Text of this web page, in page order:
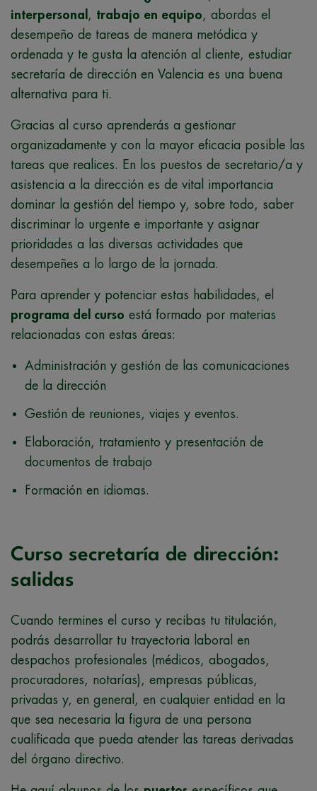
interpersonal , trabajo en equipo, abordas el
desempeño de tareas de manera metódica y
ordenada y te gusta la atención al cliente, estudiar
secretaría de dirección en Valencia es una buena
alternativa para ti.
Gracias al curso aprenderás a gestionar
organizadamente y con la mayor eficacia posible las
tareas que realices. En los puestos de secretario/a y
asistencia a la dirección es de vital importancia
dominar la gestión del tiempo y, sobre todo, saber
discriminar lo urgente e importante y asignar
prioridades a las diversas actividades que
desempeñes a lo largo de la jornada.
Para aprender y potenciar estas habilidades, el
programa del curso está formado por materias
relacionadas con estas áreas:
Administración y gestión de las comunicaciones
de la dirección
Gestión de reuniones, viajes y eventos.
Elaboración, tratamiento y presentación de
documentos de trabajo
Formación en idiomas.
Curso secretaría de dirección:
salidas
Cuando termines el curso y recibas tu titulación,
podrás desarrollar tu trayectoria laboral en
despachos profesionales (médicos, abogados,
procuradores, notarías), empresas públicas,
privadas y, en general, en cualquier entidad en la
que sea necesaria la figura de una persona
cualificada que pueda atender las tareas derivadas
del órgano directivo.